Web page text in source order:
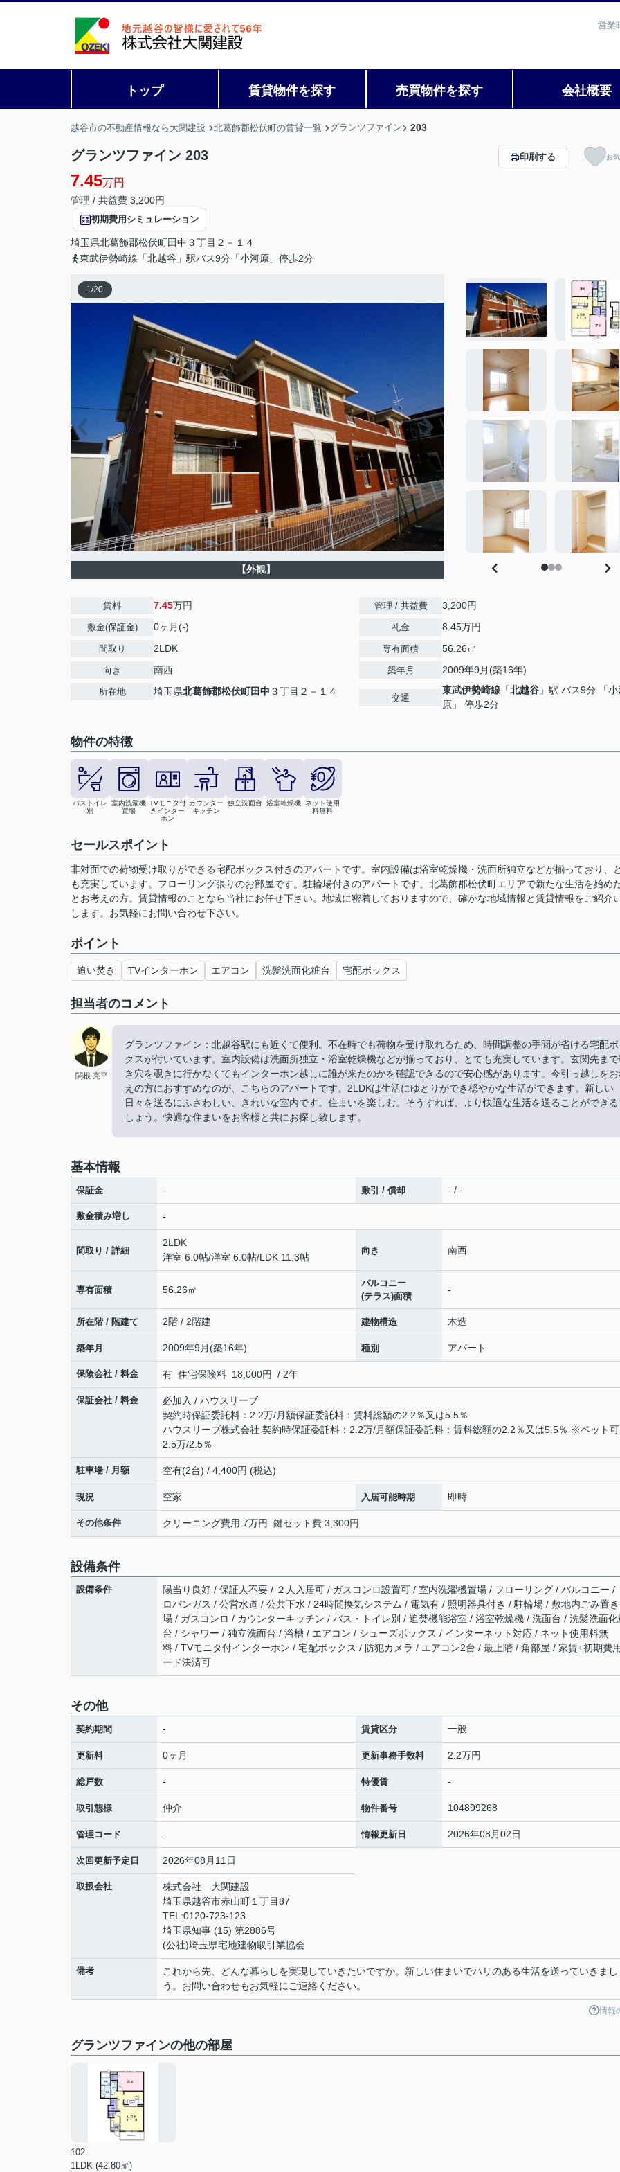
営業
トップ 賃貸物件を探す 売買物件を探す 会社概要
越谷市の不動産情報なら大関建設 北葛飾郡松伏町の賃貸一覧 グランツファイン 203
グランツファイン 203
7.45万円
管理 / 共益費 3,200円
初期費用シミュレーション
埼玉県北葛飾郡松伏町田中 ３丁目２－１４
東武伊勢崎線「北越谷」駅バス9分「小河原」停歩2分
印刷する お
1/20
【外観】
賃料 7.45万円
敷金(保証金) 0ヶ月(-)
間取り 2LDK
向き 南西
所在地 埼玉県北葛飾郡松伏町田中 ３丁目２－１４
管理 / 共益費 3,200円
礼金 8.45万円
専有面積 56.26㎡
築年月 2009年9月(築16年)
交通
東武伊勢崎線 「北越谷 」駅 バス9分 「
原」 停歩2分
物件の特徴
バストイレ
別
室内洗濯機
置場
TVモニタ付
きインター
ホン
カウンター
キッチン
独立洗面台 浴室乾燥機 ネット使用
料無料
セールスポイント
非対面での荷物受け取りができる宅配ボックス付きのアパートです。室内設備は浴室乾燥機・洗面所独立などが揃っており、
も充実しています。フローリング張りのお部屋です。駐輪場付きのアパートです。北葛飾郡松伏町エリアで新たな生活を始め
とお考えの方。賃貸情報のことなら当社にお任せ下さい。地域に密着しておりますので、確かな地域情報と賃貸情報をご紹介
します。お気軽にお問い合わせ下さい。
ポイント
追い焚き TVインターホン エアコン 洗髪洗面化粧台 宅配ボックス
担当者のコメント
関根 亮平
グランツファイン：北越谷駅にも近くて便利。不在時でも荷物を受け取れるため、時間調整の手間が省ける宅配
クスが付いています。室内設備は洗面所独立・浴室乾燥機などが揃っており、とても充実しています。玄関先ま
き穴を覗きに行かなくてもインターホン越しに誰が来たのかを確認できるので安心感があります。今引っ越しを
えの方におすすめなのが、こちらのアパートです。2LDKは生活にゆとりができ穏やかな生活ができます。新しい
日々を送るにふさわしい、きれいな室内です。住まいを楽しむ。そうすれば、より快適な生活を送ることができ
しょう。快適な住まいをお客様と共にお探し致します。
基本情報
保証金 - 敷引 / 償却 - / -
敷金積み増し -
間取り / 詳細
2LDK
洋室 6.0帖/洋室 6.0帖/LDK 11.3帖
向き 南西
専有面積 56.26㎡
バルコニー
(テラス)面積
-
所在階 / 階建て 2階 / 2階建 建物構造 木造
築年月 2009年9月(築16年) 種別 アパート
保険会社 / 料金 有 住宅保険料 18,000円 / 2年
保証会社 / 料金
必加入 / ハウスリーブ
契約時保証委託料：2.2万/月額保証委託料：賃料総額の2.2％又は5.5％
ハウスリーブ株式会社 契約時保証委託料：2.2万/月額保証委託料：賃料総額の2.2％又は5.5％ ※ペット
2.5万/2.5％
駐車場 / 月額 空有(2台) / 4,400円 (税込)
現況 空家 入居可能時期 即時
その他条件 クリーニング費用:7万円 鍵セット費:3,300円
設備条件
設備条件
陽当り良好 / 保証人不要 / ２人入居可 / ガスコンロ設置可 / 室内洗濯機置場 / フローリング / バルコニー /
ロパンガス / 公営水道 / 公共下水 / 24時間換気システム / 電気有 / 照明器具付き / 駐輪場 / 敷地内ごみ置き
場 / ガスコンロ / カウンターキッチン / バス・トイレ別 / 追焚機能浴室 / 浴室乾燥機 / 洗面台 / 洗髪洗面化
台 / シャワー / 独立洗面台 / 浴槽 / エアコン / シューズボックス / インターネット対応 / ネット使用料無
料 / TVモニタ付インターホン / 宅配ボックス / 防犯カメラ / エアコン2台 / 最上階 / 角部屋 / 家賃+初期費
ード決済可
その他
契約期間 - 賃貸区分 一般
更新料 0ヶ月 更新事務手数料 2.2万円
総戸数 - 特優賃 -
取引態様 仲介 物件番号 104899268
管理コード - 情報更新日 2026年08月02日
次回更新予定日 2026年08月11日
取扱会社
株式会社 大関建設
埼玉県越谷市赤山町１丁目87
TEL:0120-723-123
埼玉県知事 (15) 第2886号
(公社)埼玉県宅地建物取引業協会
備考
これから先、どんな暮らしを実現していきたいですか。新しい住まいでハリのある生活を送っていきまし
う。お問い合わせもお気軽にご連絡ください。
情報
グランツファインの他の部屋
102
1LDK (42.80㎡)